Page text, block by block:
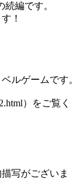
続編です。
！
ルゲームです。
）をご覧く
写がございま